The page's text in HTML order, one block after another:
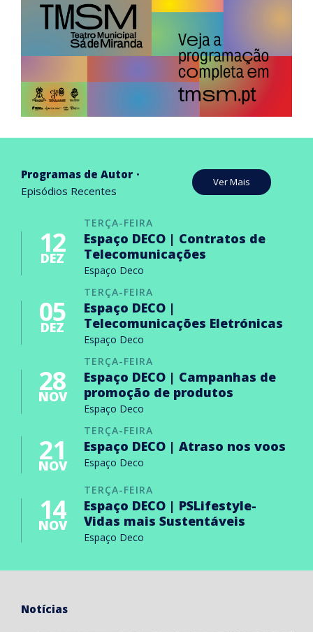
Programas de Autor
Episódios Recentes
Ver Mais
TERÇA-FEIRA
12
DEZ
Espaço DECO | Contratos de
Telecomunicações
Espaço Deco
TERÇA-FEIRA
05
DEZ
Espaço DECO |
Telecomunicações Eletrónicas
Espaço Deco
TERÇA-FEIRA
28
NOV
Espaço DECO | Campanhas de
promoção de produtos
Espaço Deco
TERÇA-FEIRA
21
NOV
Espaço DECO | Atraso nos voos
Espaço Deco
TERÇA-FEIRA
14
NOV
Espaço DECO | PSLifestyle-
Vidas mais Sustentáveis
Espaço Deco
Notícias